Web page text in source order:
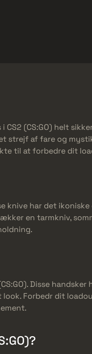
(CS:GO) helt
strejf af fare og
til at forbedre dit
knive har det
en tarmkniv,
Disse
Forbedr dit